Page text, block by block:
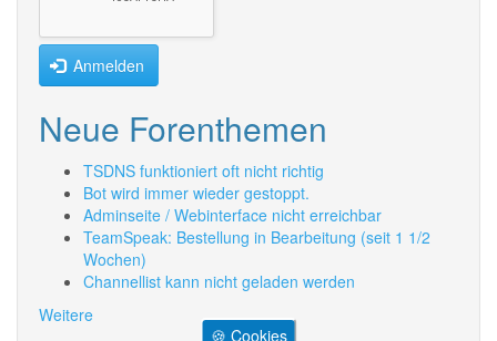
Anmelden
Neue Forenthemen
TSDNS funktioniert oft nicht richtig
Bot wird immer wieder gestoppt.
Adminseite / Webinterface nicht erreichbar
TeamSpeak: Bestellung in Bearbeitung (seit 1 1/2
Wochen)
Channellist kann nicht geladen werden
Weitere
🍪 Cookies